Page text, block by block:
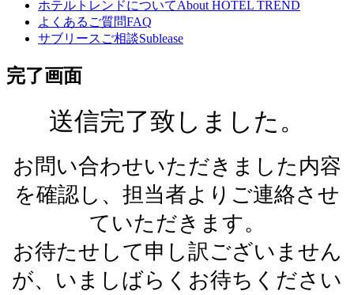
ホテルトレンドについてAbout HOTEL TREND
よくあるご質問FAQ
サブリースご相談Sublease
完了画面
送信完了致しました。
お問い合わせいただきました内容
を確認し、担当者よりご連絡させ
ていただきます。
お待たせして申し訳ございません
が、いましばらくお待ちください